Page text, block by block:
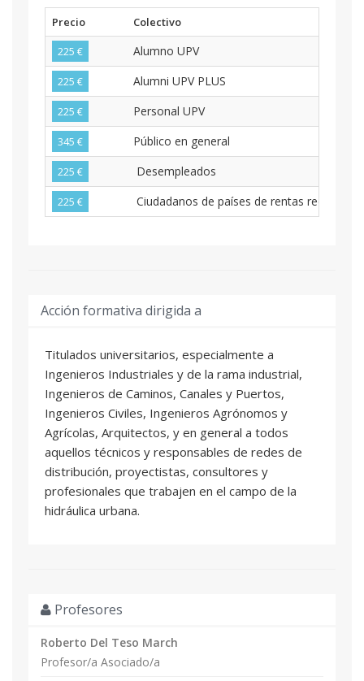
Precio
Colectivo
225 €
Alumno UPV
225 € Alumni UPV PLUS
225 € Personal UPV
345 € Público en general
225 € Desempleados
225 € Ciudadanos de países de rentas reducidas
Acción formativa dirigida a
Titulados universitarios, especialmente a
Ingenieros Industriales y de la rama industrial,
Ingenieros de Caminos, Canales y Puertos,
Ingenieros Civiles, Ingenieros Agrónomos y
Agrícolas, Arquitectos, y en general a todos
aquellos técnicos y responsables de redes de
distribución, proyectistas, consultores y
profesionales que trabajen en el campo de la
hidráulica urbana.
Profesores
Roberto Del Teso March
Profesor/a Asociado/a